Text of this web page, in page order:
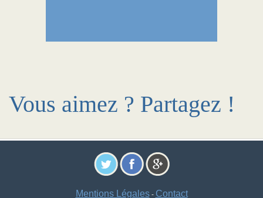
Vous aimez ? Partagez !
Mentions Légales- Contact